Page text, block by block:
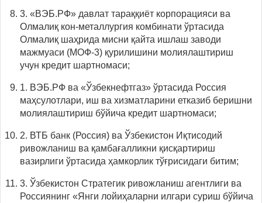
3. «ВЭБ.РФ» давлат тараққиёт корпорацияси ва
Олмалиқ кон-металлургия комбинати ўртасида
Олмалиқ шаҳрида мисни қайта ишлаш заводи
мажмуаси (МОФ-3) қурилишини молиялаштириш
учун кредит шартномаси;
1. ВЭБ.РФ ва «Ўзбекнефтгаз» ўртасида Россия
маҳсулотлари, иш ва хизматларини етказиб беришни
молиялаштириш бўйича кредит шартномаси;
2. ВТБ банк (Россия) ва Ўзбекистон Иқтисодий
ривожланиш ва қамбағалликни қисқартириш
вазирлиги ўртасида ҳамкорлик тўғрисидаги битим;
3. Ўзбекистон Стратегик ривожланиш агентлиги ва
Россиянинг «Янги лойиҳаларни илгари суриш бўйича